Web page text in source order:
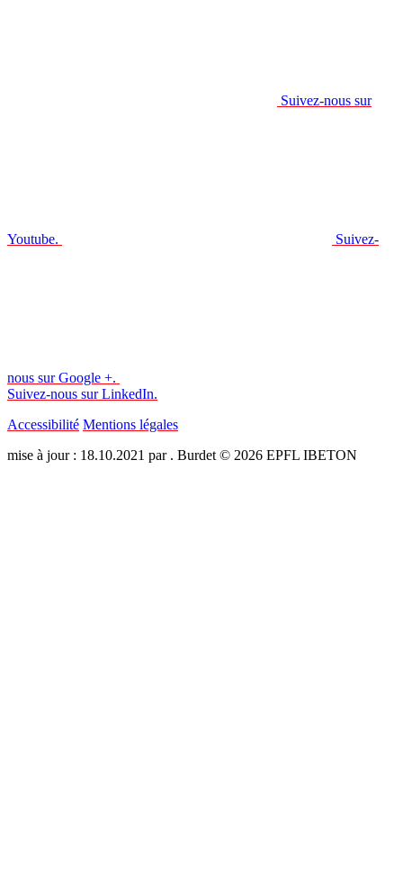
Suivez-nous sur
Youtube. Suivez-
nous sur Google +.
Suivez-nous sur LinkedIn.
Accessibilité Mentions légales
mise à jour : 18.10.2021 par . Burdet © 2026 EPFL IBETON